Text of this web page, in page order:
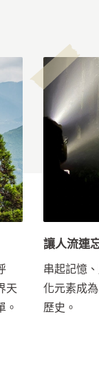
天
。
讓人流連
串起記憶
化元素成
歷史。